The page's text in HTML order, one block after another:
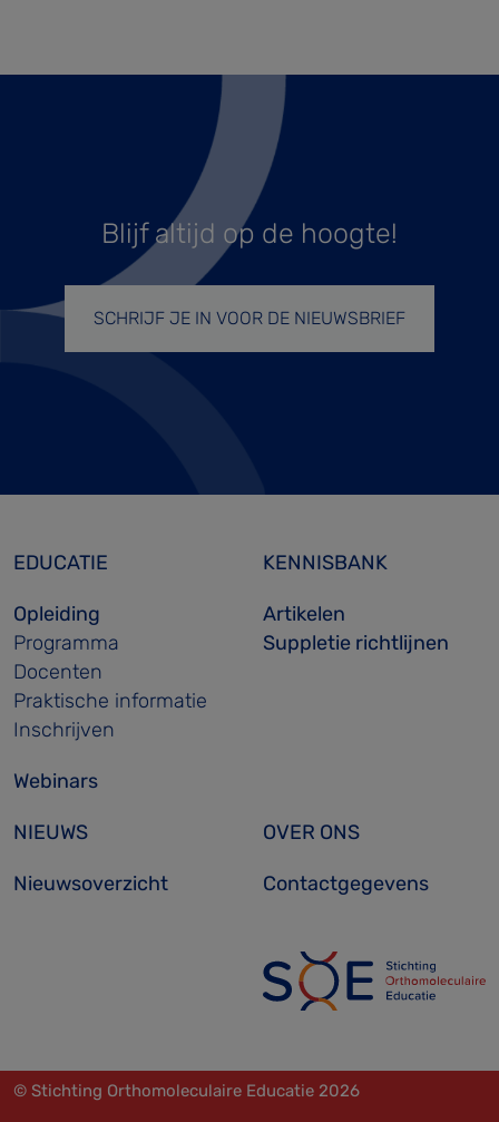
Blijf altijd op de hoogte!
SCHRIJF JE IN VOOR DE NIEUWSBRIEF
EDUCATIE
Opleiding
Programma
Docenten
Praktische informatie
Inschrijven
Webinars
KENNISBANK
Artikelen
Suppletie richtlijnen
NIEUWS
Nieuwsoverzicht
OVER ONS
Contactgegevens
© Stichting Orthomoleculaire Educatie 2026